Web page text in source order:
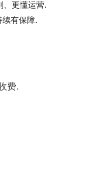
、更懂运营.
有保障.
费.